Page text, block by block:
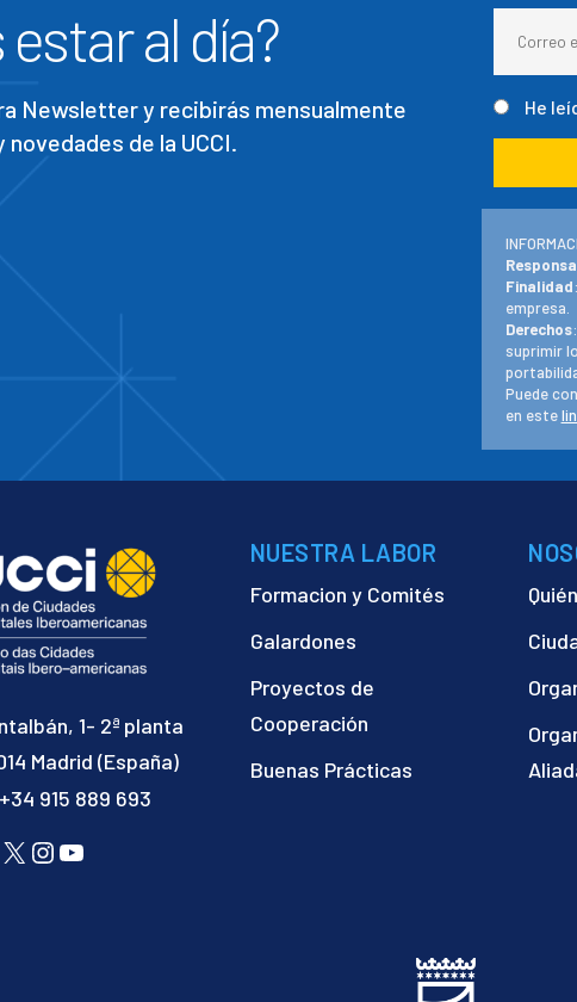
al día?
Newsletter y recibirás mensualmente
de la UCCI.
He
Finalidad
empresa.
Derechos
suprimir
Puede
en este
1- 2ª planta
Madrid (España)
+34 915 889 693
X Instagram
YouTube
NUESTRA LABOR
Formacion y Comités
Galardones
Proyectos de
Cooperación
Buenas Prácticas